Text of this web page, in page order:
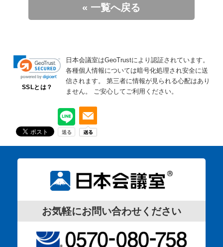
« 一覧へ戻る
SSLとは？
日本会議室はGeoTrustにより認証されています。
各種個人情報については暗号化処理され安全に送
信されます。
第三者に情報が見られる心配はあり
ません。
ご安心してご利用ください。
お気軽にお問い合わせください